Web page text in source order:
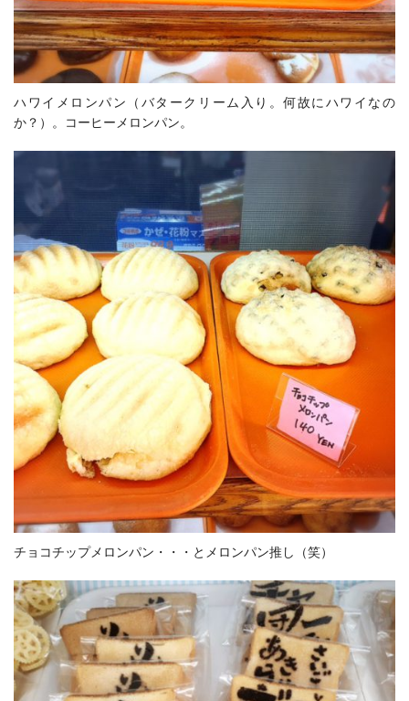
ハワイメロンパン（バタークリーム入り。何故にハワイなの
か？）。コーヒーメロンパン。
チョコチップメロンパン・・・とメロンパン推し（笑）